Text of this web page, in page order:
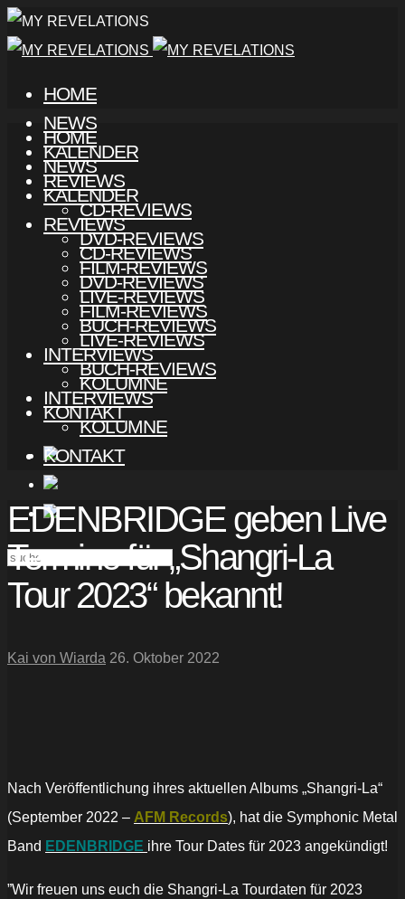
HOME
NEWS
KALENDER
REVIEWS
CD-REVIEWS
DVD-REVIEWS
FILM-REVIEWS
LIVE-REVIEWS
BUCH-REVIEWS
INTERVIEWS
KOLUMNE
KONTAKT
HOME
NEWS
KALENDER
REVIEWS
CD-REVIEWS
DVD-REVIEWS
FILM-REVIEWS
LIVE-REVIEWS
BUCH-REVIEWS
INTERVIEWS
KOLUMNE
KONTAKT
EDENBRIDGE geben Live
Termine für „Shangri-La
Tour 2023“ bekannt!
Kai von Wiarda 26. Oktober 2022
Nach Veröffentlichung ihres aktuellen Albums „Shangri-La“
(September 2022 – AFM Records), hat die Symphonic Metal
Band EDENBRIDGE ihre Tour Dates für 2023 angekündigt!
”Wir freuen uns euch die Shangri-La Tourdaten für 2023